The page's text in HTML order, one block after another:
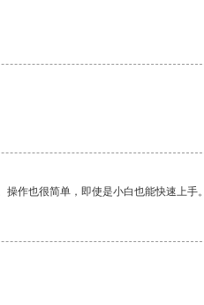
作也很简单，即使是小白也能快速上手。